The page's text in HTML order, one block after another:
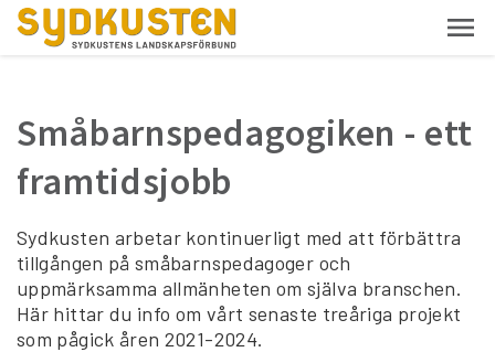
Småbarnspedagogiken - ett
framtidsjobb
Sydkusten arbetar kontinuerligt med att förbättra
tillgången på småbarnspedagoger och
uppmärksamma allmänheten om själva branschen.
Här hittar du info om vårt senaste treåriga projekt
som pågick åren 2021-2024.